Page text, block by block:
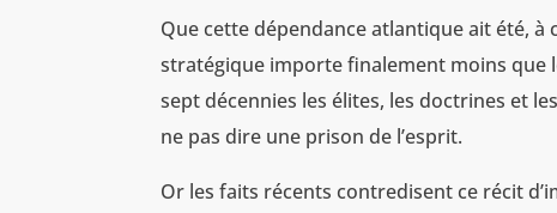
Que cette dépendance atlantique ait été,
stratégique importe finalement moins que
sept décennies les élites, les doctrines et
ne pas dire une prison de l’esprit.
Or les faits récents contredisent ce récit